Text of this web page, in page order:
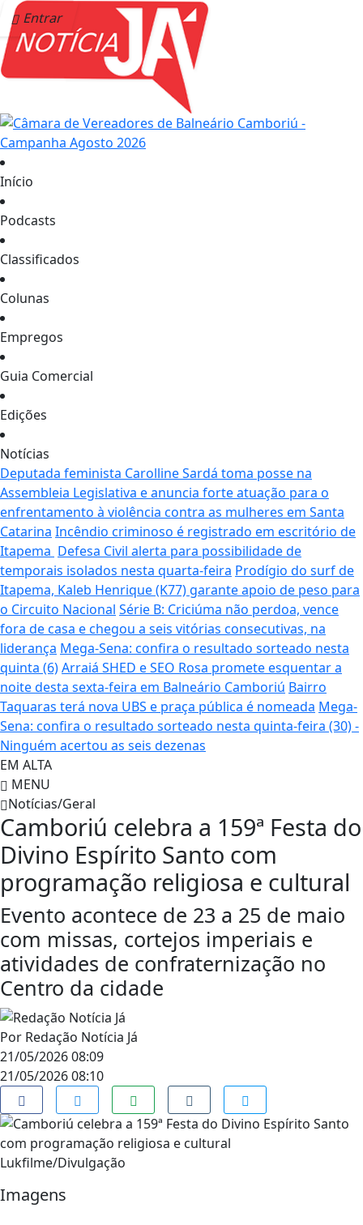
Entrar
Início
Podcasts
Classificados
Colunas
Empregos
Guia Comercial
Edições
Notícias
Deputada feminista Carolline Sardá toma posse na
Assembleia Legislativa e anuncia forte atuação para o
enfrentamento à violência contra as mulheres em Santa
Catarina Incêndio criminoso é registrado em escritório de
Itapema Defesa Civil alerta para possibilidade de
temporais isolados nesta quarta-feira Prodígio do surf de
Itapema, Kaleb Henrique (K77) garante apoio de peso para
o Circuito Nacional Série B: Criciúma não perdoa, vence
fora de casa e chegou a seis vitórias consecutivas, na
liderança Mega-Sena: confira o resultado sorteado nesta
quinta (6)Arraiá SHED e SEO Rosa promete esquentar a
noite desta sexta-feira em Balneário Camboriú Bairro
Taquaras terá nova UBS e praça pública é nomeada Mega-
Sena: confira o resultado sorteado nesta quinta-feira (30) -
Ninguém acertou as seis dezenas
EM ALTA
MENU
Notícias/Geral
Camboriú celebra a 159ª Festa do
Divino Espírito Santo com
programação religiosa e cultural
Evento acontece de 23 a 25 de maio
com missas, cortejos imperiais e
atividades de confraternização no
Centro da cidade
Por Redação Notícia Já
21/05/2026 08:09
21/05/2026 08:10
Lukfilme/Divulgação
Imagens